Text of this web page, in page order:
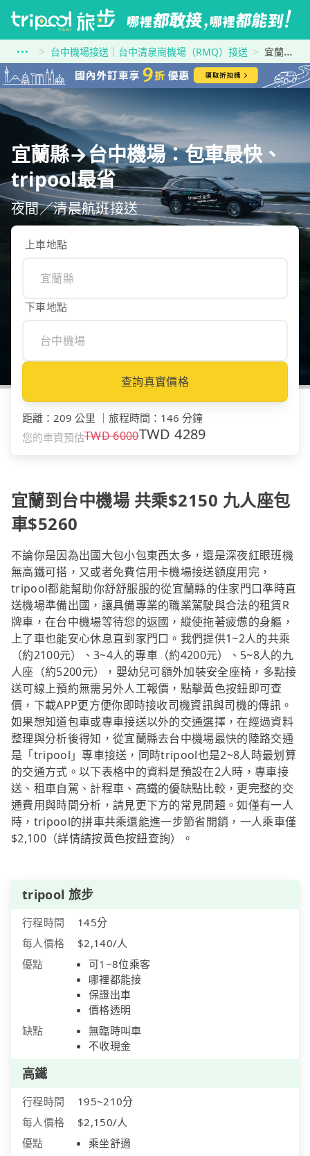
台中機場接送｜台中清泉崗機場（RMQ）接送 宜蘭縣到台中機場
宜蘭縣→台中機場：包車最快、
tripool最省
夜間／清晨航班接送
上車地點
下車地點
查詢真實價格
距離 ： 209 公里 旅程時間 ： 146 分鐘
您的車資預估TWD6000TWD4289
宜蘭到台中機場 共乘$2150 九人座包
車$5260
不論你是因為出國大包小包東西太多，還是深夜紅眼班機
無高鐵可搭，又或者免費信用卡機場接送額度用完，
tripool都能幫助你舒舒服服的從宜蘭縣的住家門口準時直
送機場準備出國，讓具備專業的職業駕駛與合法的租賃R
牌車，在台中機場等待您的返國，縱使拖著疲憊的身軀，
上了車也能安心休息直到家門口。我們提供1~2人的共乘
（約2100元）、3~4人的專車（約4200元）、5~8人的九
人座（約5200元），嬰幼兒可額外加裝安全座椅，多點接
送可線上預約無需另外人工報價，點擊黃色按鈕即可查
價，下載APP更方便你即時接收司機資訊與司機的傳訊。
如果想知道包車或專車接送以外的交通選擇，在經過資料
整理與分析後得知，從宜蘭縣去台中機場最快的陸路交通
是「tripool」專車接送，同時tripool也是2~8人時最划算
的交通方式。以下表格中的資料是預設在2人時，專車接
送、租車自駕、計程車、高鐵的優缺點比較，更完整的交
通費用與時間分析，請見更下方的常見問題。如僅有一人
時，tripool的拼車共乘還能進一步節省開銷，一人乘車僅
$2,100（詳情請按黃色按鈕查詢）。
tripool 旅步
行程時間
145分
每人價格
$2,140/人
優點
可1~8位乘客
哪裡都能接
保證出車
價格透明
缺點
無臨時叫車
不收現金
高鐵
行程時間
195~210分
每人價格
$2,150/人
優點
乘坐舒適